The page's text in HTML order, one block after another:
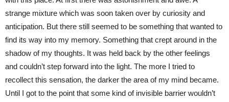
strange mixture which was soon taken over by curiosity and
anticipation. But there still seemed to be something that wanted to
find its way into my memory. Something that crept around in the
shadow of my thoughts. It was held back by the other feelings
and couldn’t step forward into the light. The more I tried to
recollect this sensation, the darker the area of my mind became.
Until I got to the point that some kind of invisible barrier wouldn’t